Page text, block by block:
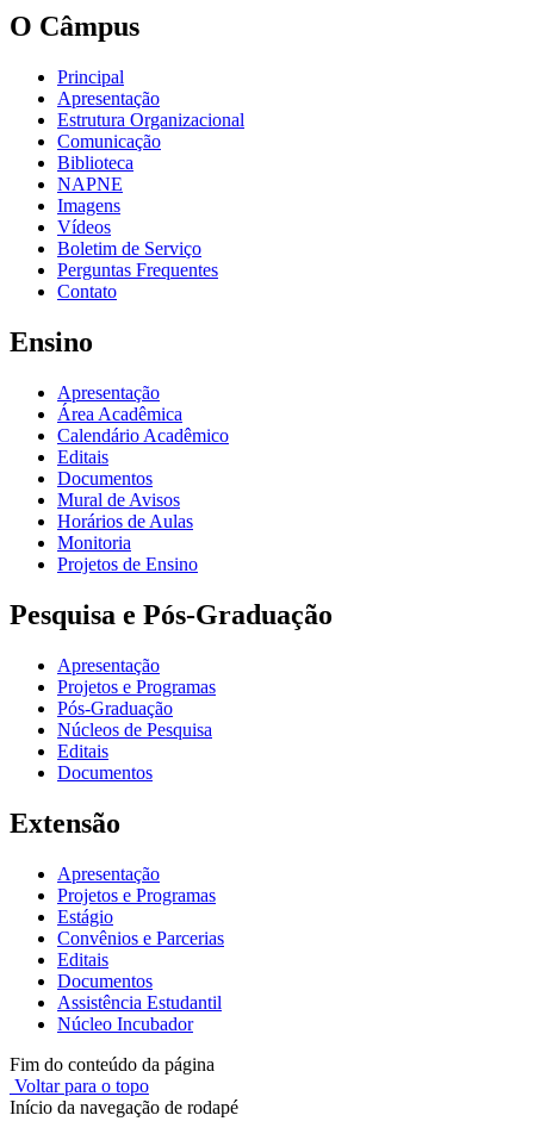
O Câmpus
Principal
Apresentação
Estrutura Organizacional
Comunicação
Biblioteca
NAPNE
Imagens
Vídeos
Boletim de Serviço
Perguntas Frequentes
Contato
Ensino
Apresentação
Área Acadêmica
Calendário Acadêmico
Editais
Documentos
Mural de Avisos
Horários de Aulas
Monitoria
Projetos de Ensino
Pesquisa e Pós-Graduação
Apresentação
Projetos e Programas
Pós-Graduação
Núcleos de Pesquisa
Editais
Documentos
Extensão
Apresentação
Projetos e Programas
Estágio
Convênios e Parcerias
Editais
Documentos
Assistência Estudantil
Núcleo Incubador
Fim do conteúdo da página
Voltar para o topo
Início da navegação de rodapé